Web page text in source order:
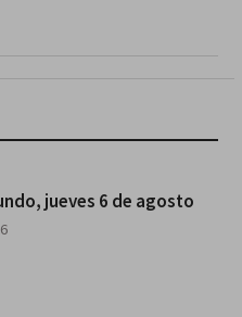
jueves 6 de agosto